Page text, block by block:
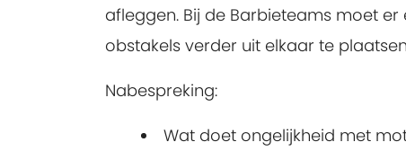
afleggen. Bij de Barbieteams moet
obstakels verder uit elkaar te
Nabespreking:
Wat doet ongelijkheid met